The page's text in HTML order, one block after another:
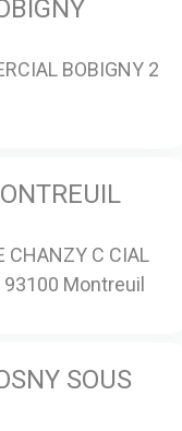
BOBIGNY 2
CHANZY C CIAL
93100 Montreuil
SOUS